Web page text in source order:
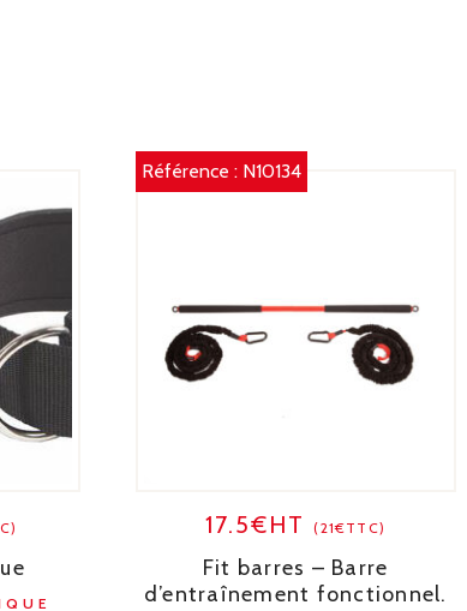
Référence : N10134
17.5€HT(21€TTC)
Fit barres – Barre
d’entraînement fonctionnel.